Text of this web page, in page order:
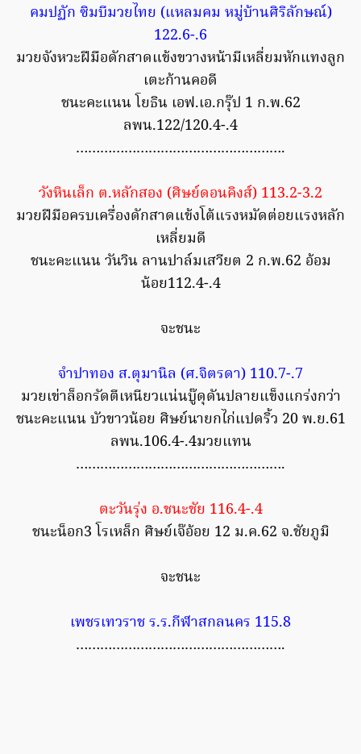
คมปฏัก ซิมบีมวยไทย (แหลมคม หมู่บ้านศิริลักษณ์)
122.6-.6
มวยจังหวะฝีมือดักสาดแข้งขวางหน้ามีเหลี่ยมหักแทงลูก
เตะก้านคอดี
ชนะคะแนน โยธิน เอฟ.เอ.กรุ๊ป 1 ก.พ.62
ลพน.122/120.4-.4
…………………………………………….
วังหินเล็ก ต.หลักสอง (ศิษย์ดอนคิงส์) 113.2-3.2
มวยฝีมือครบเครื่องดักสาดแข้งโต้แรงหมัดต่อยแรงหลัก
เหลี่ยมดี
ชนะคะแนน วันวิน ลานปาล์มเสวียต 2 ก.พ.62 อ้อม
น้อย112.4-.4
จะชนะ
จำปาทอง ส.ตุมานิล (ศ.จิตรดา) 110.7-.7
มวยเข่าล็อกรัดตีเหนียวแน่นบู๊ดุดันปลายแข็งแกร่งกว่า
ชนะคะแนน บัวขาวน้อย ศิษย์นายกไก่แปดริ้ว 20 พ.ย.61
ลพน.106.4-.4มวยแทน
…………………………………………….
ตะวันรุ่ง อ.ชนะชัย 116.4-.4
ชนะน็อก3 โรเหล็ก ศิษย์เจ๊อ้อย 12 ม.ค.62 จ.ชัยภูมิ
จะชนะ
เพชรเทวราช ร.ร.กีฬาสกลนคร 115.8
…………………………………………….